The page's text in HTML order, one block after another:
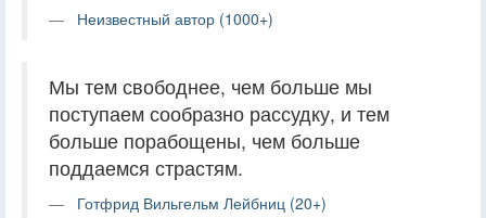
Неизвестный автор (1000+)
Мы тем свободнее, чем больше мы
поступаем сообразно рассудку, и тем
больше порабощены, чем больше
поддаемся страстям.
Готфрид Вильгельм Лейбниц (20+)